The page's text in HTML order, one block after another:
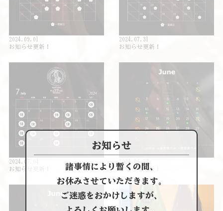
2024.09.01
お知らせ更新！
2024.07.31
お知らせ更新！
2024.07.04
お知らせ更新！
お知らせ更新！
お知らせ
諸事情により暫くの間、
お休みさせていただきます。
ご迷惑をおかけしますが、